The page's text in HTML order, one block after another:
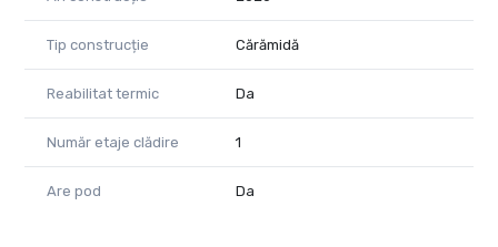
Tip construcție Cărămidă
Reabilitat termic Da
Număr etaje clădire 1
Are pod Da